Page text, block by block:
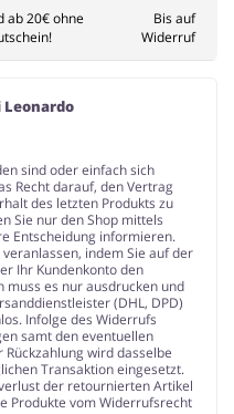
ab 20€ ohne
Bis auf
Widerruf
sind oder einfach sich
Recht darauf, den Vertrag
des letzten Produkts zu
Sie nur den Shop mittels
Entscheidung informieren.
indem Sie auf der
Ihr Kundenkonto den
muss es nur ausdrucken und
(DHL, DPD)
Infolge des Widerrufs
samt den eventuellen
wird dasselbe
Transaktion eingesetzt.
der retournierten Artikel
Produkte vom Widerrufsrecht